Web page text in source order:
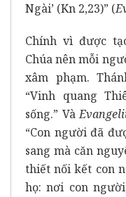
Ngài’ (Kn 2,23)” (
Chính vì được
Chúa nên mỗi
xâm phạm.
“Vinh quang
sống.” Và
“Con người đã
sang mà căn
thiết nối kết con
họ: nơi con